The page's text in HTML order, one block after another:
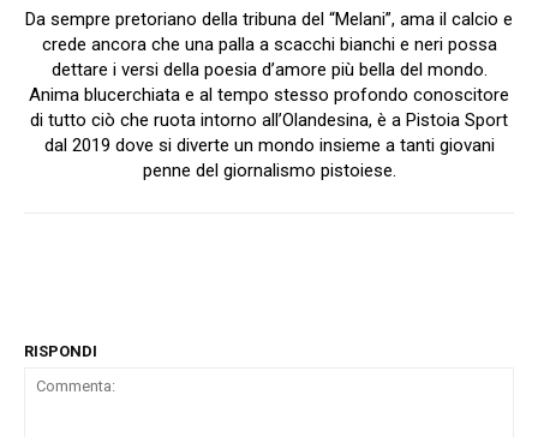
Da sempre pretoriano della tribuna del “Melani”, ama il calcio e
crede ancora che una palla a scacchi bianchi e neri possa
dettare i versi della poesia d’amore più bella del mondo.
Anima blucerchiata e al tempo stesso profondo conoscitore
di tutto ciò che ruota intorno all’Olandesina, è a Pistoia Sport
dal 2019 dove si diverte un mondo insieme a tanti giovani
penne del giornalismo pistoiese.
RISPONDI